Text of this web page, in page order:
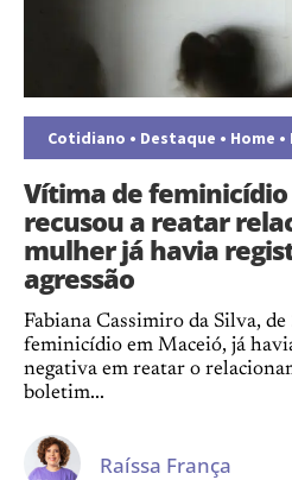
Cotidiano • Destaque • Home •
Vítima de feminicídio
recusou a reatar
mulher já havia
agressão
Fabiana Cassimiro da Silva,
feminicídio em Maceió, já
negativa em reatar o
boletim...
Raíssa França